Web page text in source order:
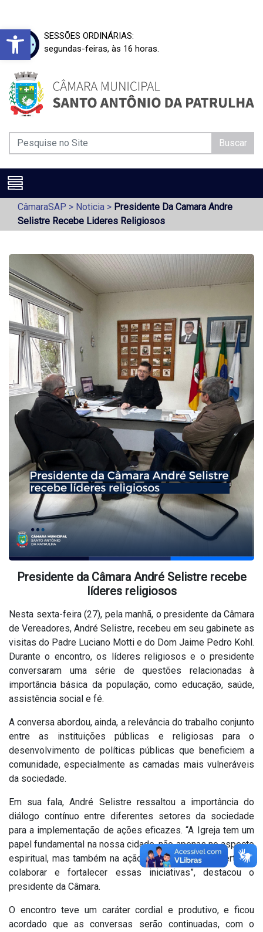
Barra de Ferramentas Aberta
SESSÕES ORDINÁRIAS:
segundas-feiras, às 16 horas.
Buscar
CâmaraSAP > Noticia > Presidente Da Camara Andre
Selistre Recebe Lideres Religiosos
Presidente da Câmara André Selistre recebe
líderes religiosos
Nesta sexta-feira (27), pela manhã, o presidente da Câmara
de Vereadores, André Selistre, recebeu em seu gabinete as
visitas do Padre Luciano Motti e do Dom Jaime Pedro Kohl.
Durante o encontro, os líderes religiosos e o presidente
conversaram uma série de questões relacionadas à
importância básica da população, como educação, saúde,
assistência social e fé.
A conversa abordou, ainda, a relevância do trabalho conjunto
entre as instituições públicas e religiosas para o
desenvolvimento de políticas públicas que beneficiem a
comunidade, especialmente as camadas mais vulneráveis
da sociedade.
Em sua fala, André Selistre ressaltou a importância do
diálogo contínuo entre diferentes setores da sociedade
para a implementação de ações eficazes. “A Igreja tem um
papel fundamental na nossa cidade, não apenas no aspecto
espiritual, mas também na ação social. Estamos abertos a
colaborar e fortalecer essas iniciativas”, destacou o
presidente da Câmara.
O encontro teve um caráter cordial e produtivo, e ficou
acordado que as conversas serão continuadas, com o